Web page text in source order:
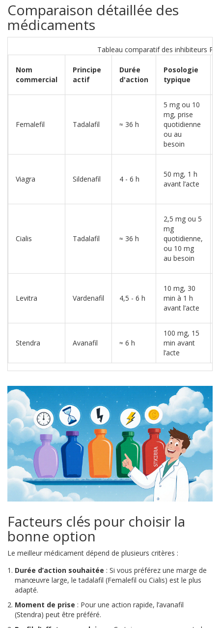
Comparaison détaillée des
médicaments
Tableau comparatif des inhibiteurs
Nom
commercial
Principe
actif
Durée
d'action
Posologie
typique
Femalefil Tadalafil ≈ 36 h
5 mg ou 10
mg, prise
quotidienne
ou au
besoin
Viagra Sildenafil 4 - 6 h
50 mg, 1 h
avant l’acte
Cialis Tadalafil ≈ 36 h
2,5 mg ou 5
mg
quotidienne,
ou 10 mg
au besoin
Levitra Vardenafil 4,5 - 6 h
10 mg, 30
min à 1 h
avant l’acte
Stendra Avanafil ≈ 6 h
100 mg, 15
min avant
l’acte
Facteurs clés pour choisir la
bonne option
Le meilleur médicament dépend de plusieurs critères :
Durée d’action souhaitée : Si vous préférez une marge de
manœuvre large, le tadalafil (Femalefil ou Cialis) est le plus
adapté.
Moment de prise : Pour une action rapide, l’avanafil
(Stendra) peut être préféré.